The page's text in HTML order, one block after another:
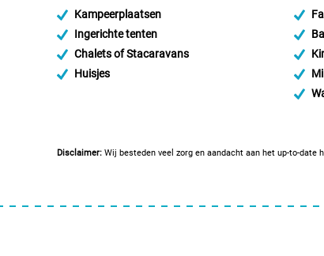
Kampeerplaatsen
Ingerichte tenten
Chalets of Stacaravans
Huisjes
Disclaimer: Wij besteden veel zorg en aandacht aan het up-to-